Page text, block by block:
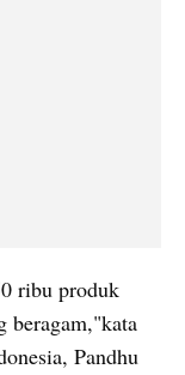
ribu produk
beragam,"kata
Pandhu